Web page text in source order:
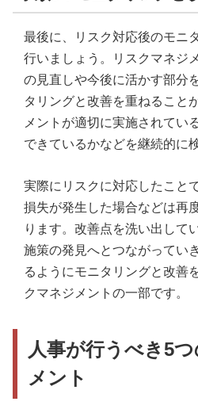
最後に、リスク対応後のモニ
行いましょう。リスクマネジ
の見直しや今後に活かす部分
タリングと改善を重ねること
メントが適切に実施されてい
できているかなどを継続的に
実際にリスクに対応したこと
損失が発生した場合などは再
ります。改善点を洗い出して
施策の発見へとつながってい
るようにモニタリングと改善
クマネジメントの一部です。
人事が行うべき5
メント